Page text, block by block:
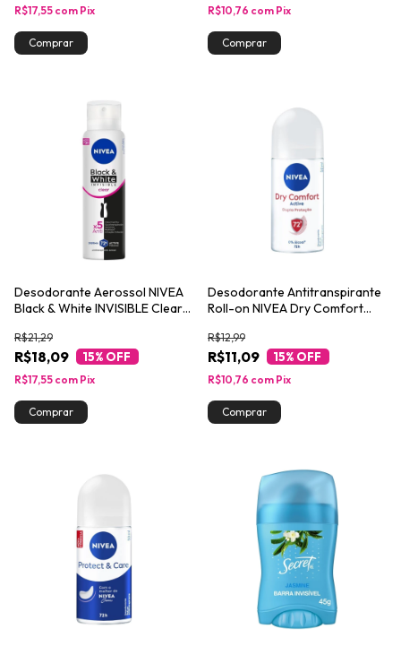
R$17,55 com Pix R$10,76 com Pix
Desodorante Aerossol NIVEA
Black & White INVISIBLE Clear
R$18,09
R$21,29
15% OFF
R$17,55 com Pix
Desodorante Antitranspirante
Roll-on NIVEA Dry Comfort
R$11,09
R$12,99
15% OFF
R$10,76 com Pix